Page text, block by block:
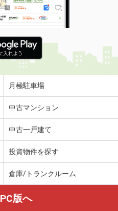
月極駐車場
中古マンション
中古一戸建て
投資物件を探す
倉庫/トランクルーム
PC版へ